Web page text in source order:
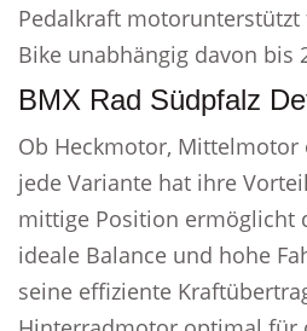
Pedalkraft motorunterstützt
Bike unabhängig davon bis
BMX Rad Südpfalz
Ob Heckmotor,
jede Variante hat ihre
mittige Position ermöglicht
ideale Balance und hohe
seine effiziente